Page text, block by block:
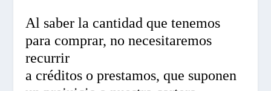
Al saber la cantidad que tenemos
para comprar, no necesitaremos
recurrir
a créditos o prestamos, que suponen